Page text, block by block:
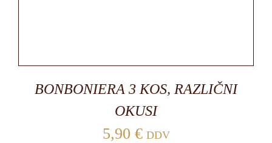
BONBONIERA 3 KOS, RAZLIČNI
OKUSI
5,90 € DDV